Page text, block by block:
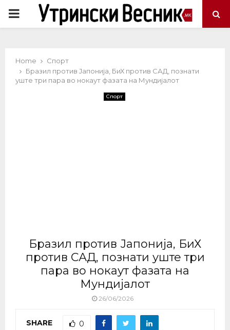
PRIMARY
Home
Спорт
Бразил против Јапонија, БиХ против САД, познати
уште три пара во нокаут фазата на Мундијалот
Спорт
Бразил против Јапонија, БиХ
против САД, познати уште три
пара во нокаут фазата на
Мундијалот
26/06/2026
SHARE 0